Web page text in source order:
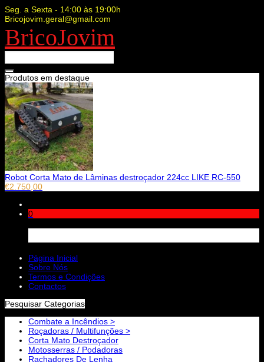
Seg. a Sexta - 14:00 às 19:00h
Bricojovim.geral@gmail.com
BricoJovim
Produtos em destaque
Robot Corta Mato de Lâminas destroçador 224cc LIKE RC-550
€2.750,00
0
Página Inicial
Sobre Nós
Termos e Condições
Contactos
Pesquisar Categorias
Combate a Incêndios >
Roçadoras / Multifunções >
Corta Mato Destroçador
Motosserras / Podadoras
Rachadores De Lenha